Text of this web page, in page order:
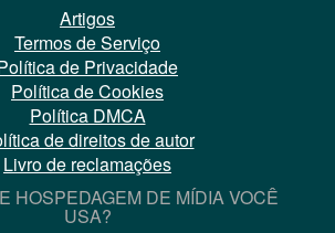
Artigos
Termos de Serviço
de Privacidade
Política de Cookies
Política DMCA
de direitos de autor
Livro de reclamações
HOSPEDAGEM DE MÍDIA VOCÊ
USA?